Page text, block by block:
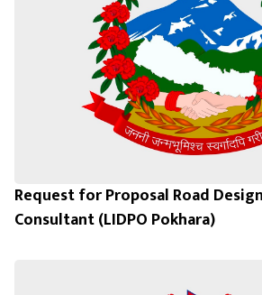
Request for Proposal Road
Consultant (LIDPO Pokhara)